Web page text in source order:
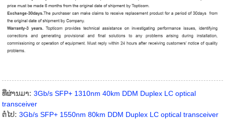
ທີ່ຜ່ານມາ: 3Gb/s SFP+ 1310nm 40km DDM Duplex LC optical
transceiver
ຕໍ່ໄປ: 3Gb/s SFP+ 1550nm 80km DDM Duplex LC optical transceiver